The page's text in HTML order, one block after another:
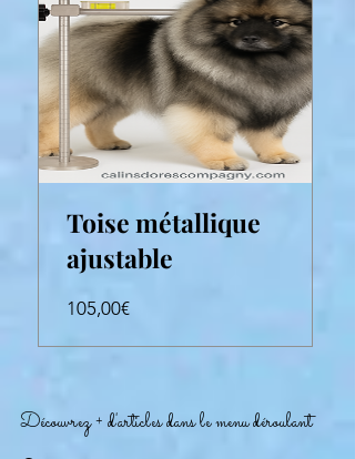
Toise métallique
ajustable
105,00€Prezzo
Découvrez + d'articles dans le menu déroulant